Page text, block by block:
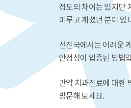
정도의 차이는 있지만
미루고 계셨던 분이 있
선진국에서는 어려운
안정성이 입증된 방법
만약 치과진료에 대한
방문해 보세요.